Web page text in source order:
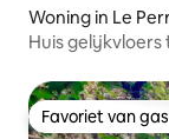
Woning in Le
Favoriet van
Favoriet van